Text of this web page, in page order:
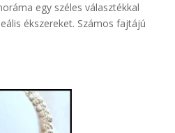
egy széles választékkal
ékszereket. Számos fajtájú